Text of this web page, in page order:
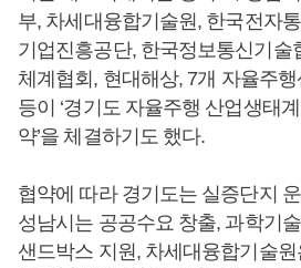
부, 차세대융합기술원, 한국전자
기업진흥공단, 한국정보통신기술
체계협회, 현대해상, 7개 자율주
등이 ‘경기도 자율주행 산업생태
약’을 체결하기도 했다.
협약에 따라 경기도는 실증단지
성남시는 공공수요 창출, 과학기
샌드박스 지원, 차세대융합기술